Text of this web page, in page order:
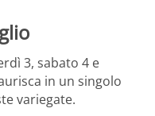
3, sabato 4 e
in un singolo
variegate.